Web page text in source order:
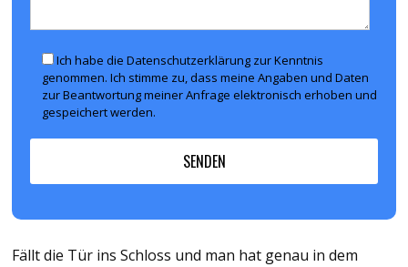
Ich habe die Datenschutzerklärung zur Kenntnis
genommen. Ich stimme zu, dass meine Angaben und Daten
zur Beantwortung meiner Anfrage elektronisch erhoben und
gespeichert werden.
Fällt die Tür ins Schloss und man hat genau in dem